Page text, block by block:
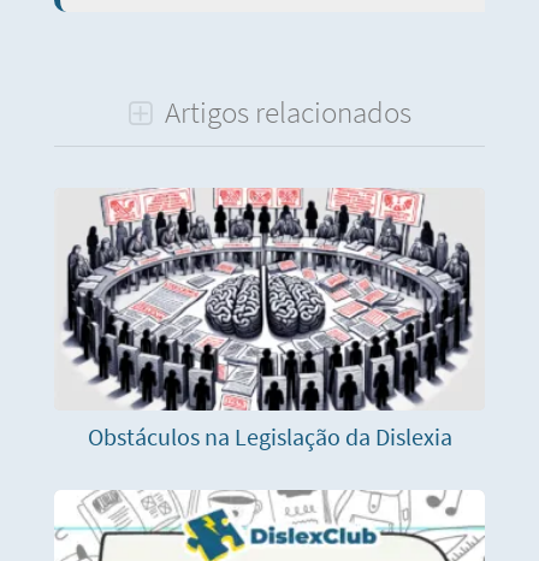
Artigos relacionados
Obstáculos na Legislação da Dislexia